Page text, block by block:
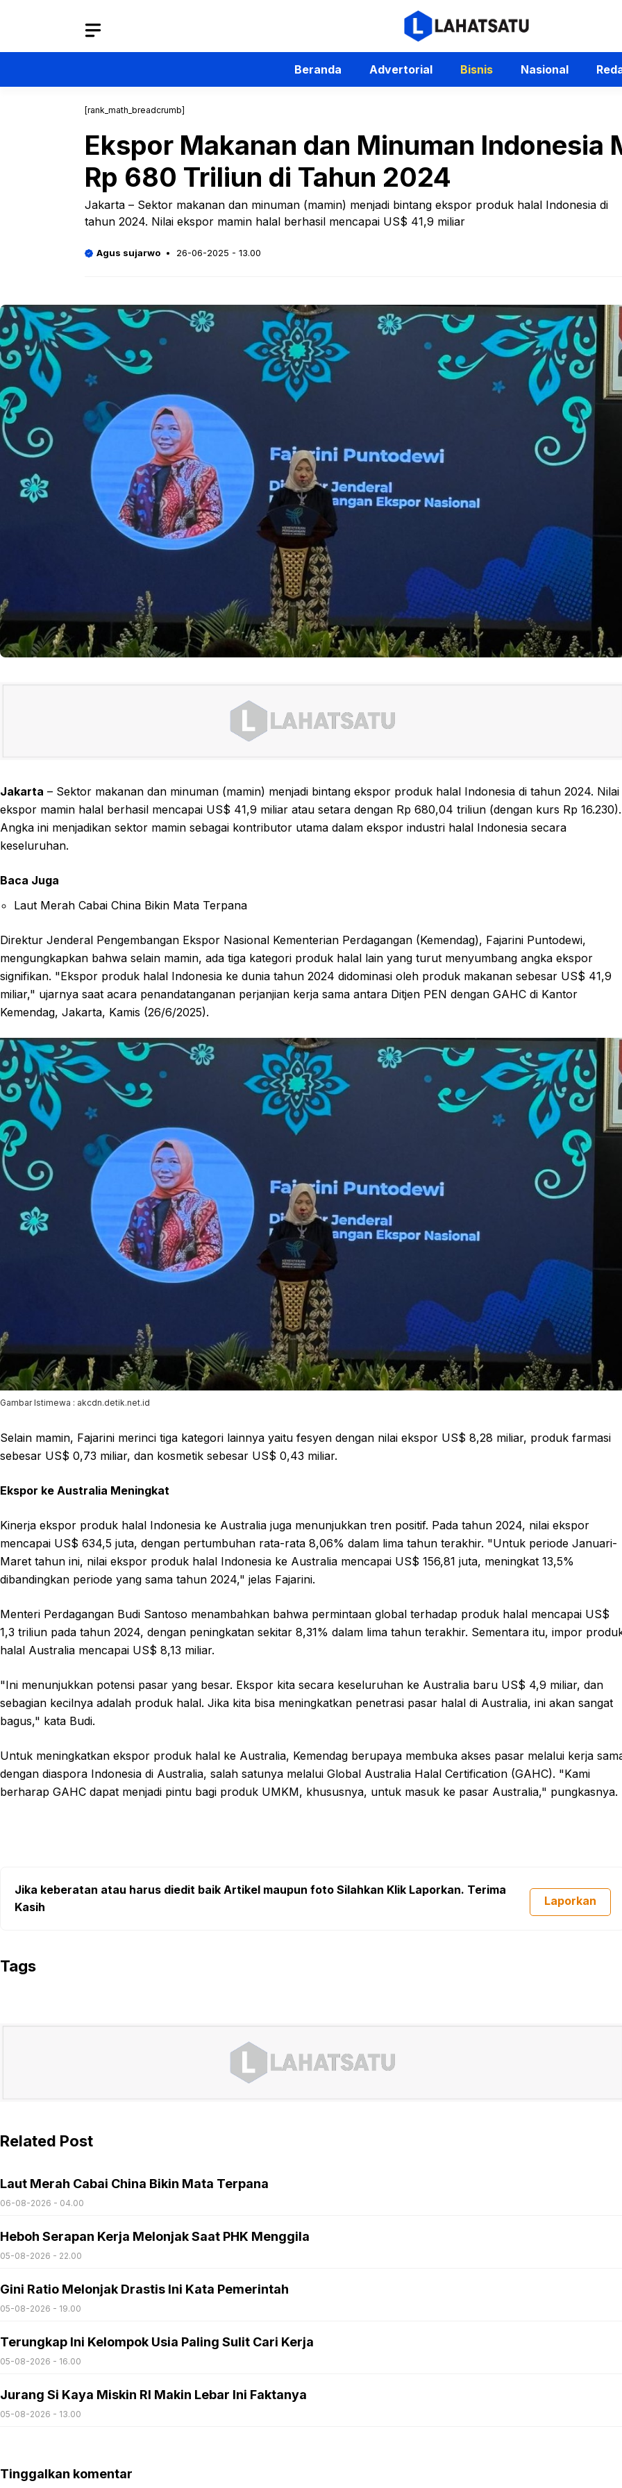
Beranda
Advertorial Bisnis Nasional
[rank_math_breadcrumb]
Ekspor Makanan dan Minuman Indonesia
Rp 680 Triliun di Tahun 2024
Jakarta – Sektor makanan dan minuman (mamin) menjadi bintang ekspor produk halal Indonesia di
tahun 2024. Nilai ekspor mamin halal berhasil mencapai US$ 41,9 miliar
Agus sujarwo 26-06-2025 - 13.00
Jakarta – Sektor makanan dan minuman (mamin) menjadi bintang ekspor produk halal Indonesia di tahun 2024. Nilai
ekspor mamin halal berhasil mencapai US$ 41,9 miliar atau setara dengan Rp 680,04 triliun (dengan kurs Rp 16.230).
Angka ini menjadikan sektor mamin sebagai kontributor utama dalam ekspor industri halal Indonesia secara
keseluruhan.
Baca Juga
Laut Merah Cabai China Bikin Mata Terpana
Direktur Jenderal Pengembangan Ekspor Nasional Kementerian Perdagangan (Kemendag), Fajarini Puntodewi,
mengungkapkan bahwa selain mamin, ada tiga kategori produk halal lain yang turut menyumbang angka ekspor
signifikan. "Ekspor produk halal Indonesia ke dunia tahun 2024 didominasi oleh produk makanan sebesar US$ 41,9
miliar," ujarnya saat acara penandatanganan perjanjian kerja sama antara Ditjen PEN dengan GAHC di Kantor
Kemendag, Jakarta, Kamis (26/6/2025).
Gambar Istimewa : akcdn.detik.net.id
Selain mamin, Fajarini merinci tiga kategori lainnya yaitu fesyen dengan nilai ekspor US$ 8,28 miliar, produk farmasi
sebesar US$ 0,73 miliar, dan kosmetik sebesar US$ 0,43 miliar.
Ekspor ke Australia Meningkat
Kinerja ekspor produk halal Indonesia ke Australia juga menunjukkan tren positif. Pada tahun 2024, nilai ekspor
mencapai US$ 634,5 juta, dengan pertumbuhan rata-rata 8,06% dalam lima tahun terakhir. "Untuk periode Januari-
Maret tahun ini, nilai ekspor produk halal Indonesia ke Australia mencapai US$ 156,81 juta, meningkat 13,5%
dibandingkan periode yang sama tahun 2024," jelas Fajarini.
Menteri Perdagangan Budi Santoso menambahkan bahwa permintaan global terhadap produk halal mencapai US$
1,3 triliun pada tahun 2024, dengan peningkatan sekitar 8,31% dalam lima tahun terakhir. Sementara itu, impor
halal Australia mencapai US$ 8,13 miliar.
"Ini menunjukkan potensi pasar yang besar. Ekspor kita secara keseluruhan ke Australia baru US$ 4,9 miliar, dan
sebagian kecilnya adalah produk halal. Jika kita bisa meningkatkan penetrasi pasar halal di Australia, ini akan sangat
bagus," kata Budi.
Untuk meningkatkan ekspor produk halal ke Australia, Kemendag berupaya membuka akses pasar melalui kerja
dengan diaspora Indonesia di Australia, salah satunya melalui Global Australia Halal Certification (GAHC). "Kami
berharap GAHC dapat menjadi pintu bagi produk UMKM, khususnya, untuk masuk ke pasar Australia," pungkasnya.
Jika keberatan atau harus diedit baik Artikel maupun foto Silahkan Klik Laporkan. Terima
Kasih
Laporkan
Tags
Related Post
Laut Merah Cabai China Bikin Mata Terpana
06-08-2026 - 04.00
Heboh Serapan Kerja Melonjak Saat PHK Menggila
05-08-2026 - 22.00
Gini Ratio Melonjak Drastis Ini Kata Pemerintah
05-08-2026 - 19.00
Terungkap Ini Kelompok Usia Paling Sulit Cari Kerja
05-08-2026 - 16.00
Jurang Si Kaya Miskin RI Makin Lebar Ini Faktanya
05-08-2026 - 13.00
Tinggalkan komentar